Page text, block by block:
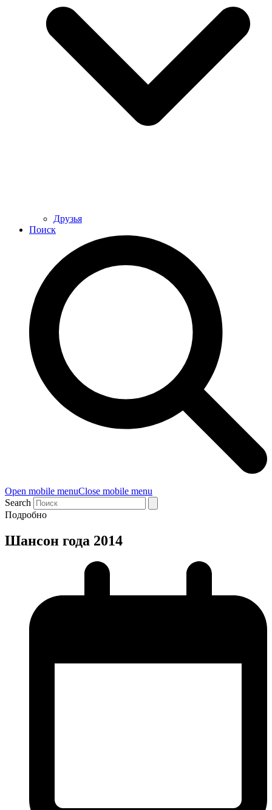
Друзья
Поиск
Open mobile menuClose mobile menu
Search
Подробно
Шансон года 2014